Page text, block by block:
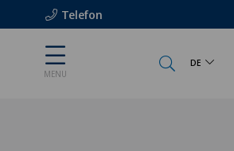
Telefon
MENU
DE